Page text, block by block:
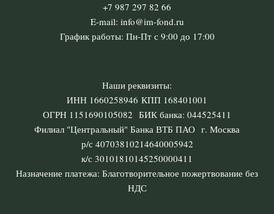
+7 987 297 82 66
E-mail: info@im-fond.ru
График работы: Пн-Пт с 9:00 до 17:00
Наши реквизиты:
ИНН 1660258946 КПП 168401001
ОГРН 1151690105082 БИК банка: 044525411
Филиал "Центральный" Банка ВТБ ПАО г. Москва
р/с 40703810214640005942
к/с 30101810145250000411
Назначение платежа: Благотворительное пожертвование без
НДС